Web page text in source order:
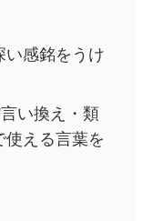
い感銘をうけ
い換え・類
使える言葉を